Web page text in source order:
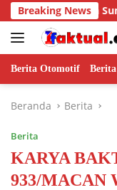
Langsung
ke
konten
Breaking News
Sumur Gali,
Berita Otomotif
Beranda Berita
Berita
KARYA
933/MACAN